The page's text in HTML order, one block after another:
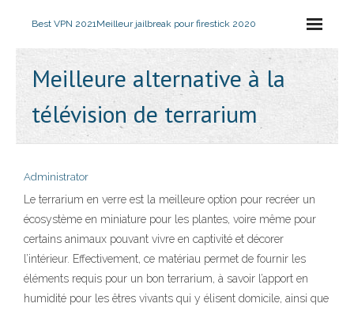
Best VPN 2021Meilleur jailbreak pour firestick 2020
Meilleure alternative à la
télévision de terrarium
Administrator
Le terrarium en verre est la meilleure option pour recréer un
écosystème en miniature pour les plantes, voire même pour
certains animaux pouvant vivre en captivité et décorer
l’intérieur. Effectivement, ce matériau permet de fournir les
éléments requis pour un bon terrarium, à savoir l’apport en
humidité pour les êtres vivants qui y élisent domicile, ainsi que